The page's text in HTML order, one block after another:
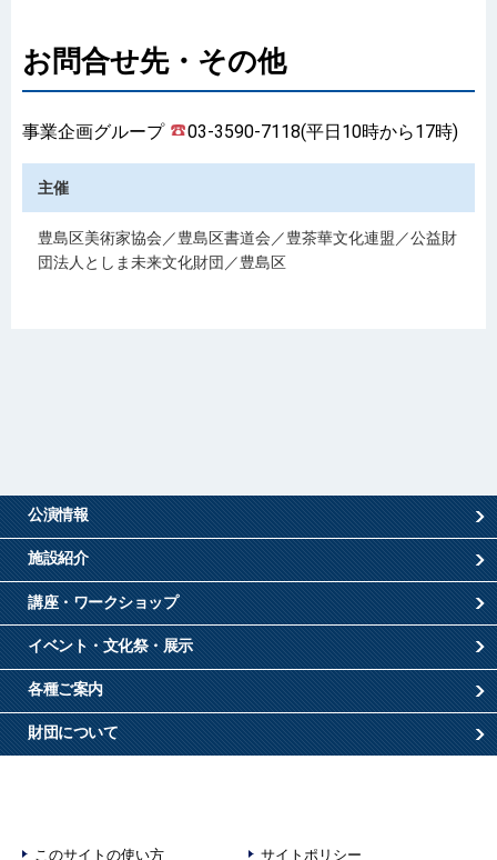
お問合せ先・その他
事業企画グループ 03-3590-7118(平日10時から17時)
主催
豊島区美術家協会／豊島区書道会／豊茶華文化連盟／公益財
団法人としま未来文化財団／豊島区
公演情報
施設紹介
講座・ワークショップ
イベント・文化祭・展示
各種ご案内
財団について
このサイトの使い方 サイトポリシー